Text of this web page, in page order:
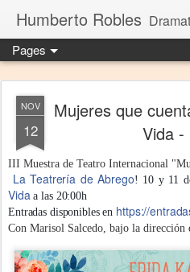
Humberto Robles
Pages
NOV
12
Mujeres que
Vida -
III Muestra de Teatro Internacional
La Teatrería de Abrego! 10 y 11
Vidaa las 20:00h
Entradas disponibles en https://
Con Marisol Salcedo, bajo la dirección